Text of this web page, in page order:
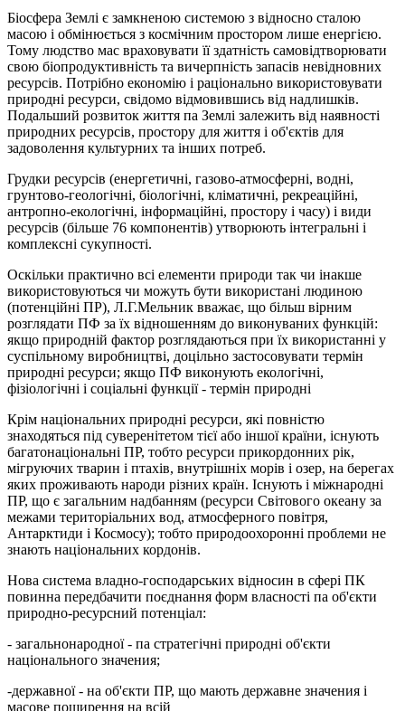
Біосфера Землі є замкненою системою з відносно сталою
масою і обмі­нюється з космічним простором лише енергією.
Тому людство мас врахо­вувати її здатність самовідтворювати
свою біопродуктивність та вичерп­ність запасів невідновних
ресурсів. Потрібно економію і раціонально ви­користовувати
природні ресурси, свідомо відмовившись від надлишків.
Подальший розвиток життя па Землі залежить від наявності
природних ресурсів, простору для життя і об'єктів для
задоволення культурних та інших потреб.
Грудки ресурсів (енергетичні, газово-атмосферні, водні,
грунтово-геологічні, біологічні, кліматичні, рекреаційні,
антропно-екологічні, інформаційні, простору і часу) і види
ресурсів (більше 76 компонентів) утворюють інтегральні і
комплексні сукупності.
Оскільки практично всі елементи природи так чи інакше
використовуються чи можуть бути використані людиною
(потенційні ПР), Л.Г.Мельник вважає, що більш вірним
розглядати ПФ за їх відношенням до виконуваних функцій:
якщо природній фактор розглядаються при їх використанні у
суспільному виробництві, доцільно застосовувати термін
природні ресурси; якщо ПФ виконують екологічні,
фізіологічні і соціальні функції - термін природні
Крім національних природні ресурси, які повністю
знаходяться під суверенітетом тієї або іншої країни, існують
багатонаціональні ПР, тобто ресурси прикордонних рік,
мігруючих тварин і птахів, внутрішніх морів і озер, на берегах
яких проживають народи різних країн. Існують і міжнародні
ПР, що є загальним надбанням (ресурси Світового океану за
межами територіальних вод, атмосферного повітря,
Антарктиди і Космосу); тобто природоохоронні проблеми не
знають національних кордонів.
Нова система владно-господарських відносин в сфері ПК
повинна передбачити поєднання форм власності па об'єкти
природно-ресурсний потенціал:
- загальнонародної - па стратегічні природні об'єкти
національного значения;
-державної - на об'єкти ПР, що мають державне значения і
масове поширення на всій